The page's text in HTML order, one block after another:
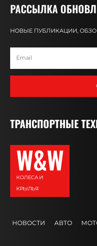
РАССЫЛКА
НОВЫЕ ПУБЛИКАЦИИ,
ТРАНСПОРТНЫЕ
W&W
КОЛЕСА И
КРЫЛЬЯ
НОВОСТИ АВТО